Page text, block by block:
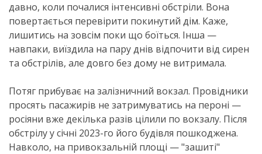
давно, коли почалися інтенсивні обстріли. Вона
повертається перевірити покинутий дім. Каже,
лишитись на зовсім поки що боїться. Інша —
навпаки, виїздила на пару днів відпочити від сирен
та обстрілів, але довго без дому не витримала.
Потяг прибуває на залізничний вокзал. Провідники
просять пасажирів не затримуватись на пероні —
росіяни вже декілька разів цілили по вокзалу. Після
обстрілу у січні 2023-го його будівля пошкоджена.
Навколо, на привокзальній площі — "зашиті"